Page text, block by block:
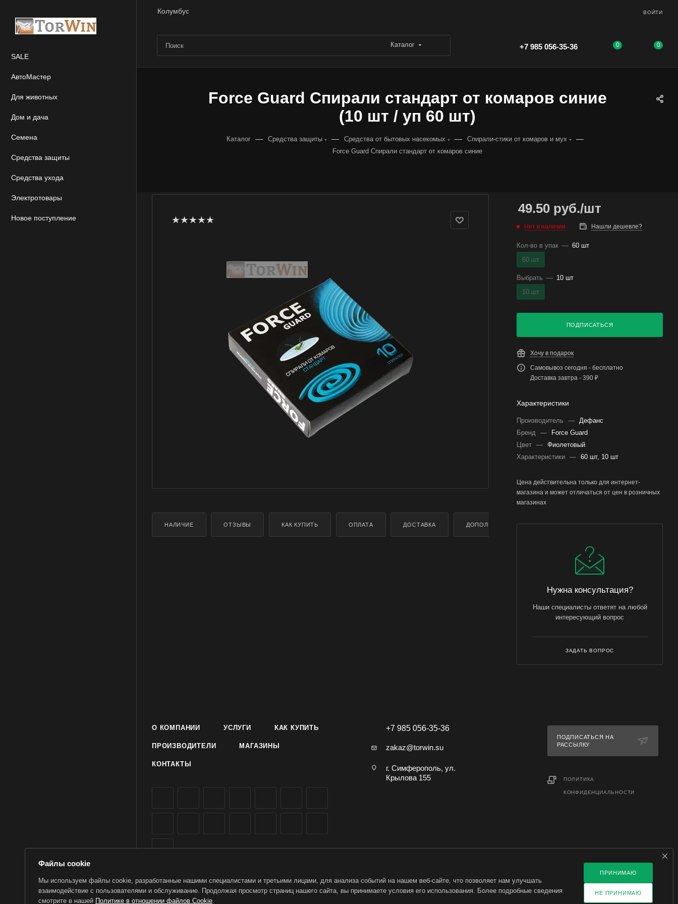
Колумбус ВОЙТИ
Каталог +7 985 056-35-36 0 0
SALE
АвтоМастер
Для животных
Дом и дача
Семена
Средства защиты
Средства ухода
Электротовары
Новое поступление
Force Guard Спирали стандарт от комаров синие
(10 шт / уп 60 шт)
Каталог — Средства защиты — Средства от бытовых насекомых — Спирали-стики от комаров и мух —
Force Guard Спирали стандарт от комаров синие
НАЛИЧИЕ ОТЗЫВЫ КАК КУПИТЬ ОПЛАТА ДОСТАВКА ДОПОЛНИТЕЛЬНО
49.50 руб./шт
Нет в наличии Нашли дешевле?
Кол-во в упак — 60 шт
60 шт
Выбрать — 10 шт
10 шт
ПОДПИСАТЬСЯ
Хочу в подарок
Самовывоз сегодня - бесплатно
Доставка завтра - 390 ₽
Характеристики
Производитель — Дефанс
Бренд —
Force Guard
Цвет — Фиолетовый
Характеристики — 60 шт, 10 шт
Цена действительна только для интернет-
магазина и может отличаться от цен в розничных
магазинах
Нужна консультация?
Наши специалисты ответят на любой
интересующий вопрос
ЗАДАТЬ ВОПРОС
О КОМПАНИИ УСЛУГИ КАК КУПИТЬ
ПРОИЗВОДИТЕЛИ МАГАЗИНЫ
КОНТАКТЫ
+7 985 056-35-36
zakaz@torwin.su
г. Симферополь, ул.
Крылова 155
ПОДПИСАТЬСЯ НА
РАССЫЛКУ
ПОЛИТИКА
КОНФИДЕНЦИАЛЬНОСТИ
2026 © TorWin – интернет-магазин
Файлы cookie
Мы используем файлы cookie, разработанные нашими специалистами и третьими лицами, для анализа событий на нашем веб-сайте, что позволяет нам улучшать
взаимодействие с пользователями и обслуживание. Продолжая просмотр страниц нашего сайта, вы принимаете условия его использования. Более подробные сведения
смотрите в нашей Политике в отношении файлов Cookie.
ПРИНИМАЮ
НЕ ПРИНИМАЮ